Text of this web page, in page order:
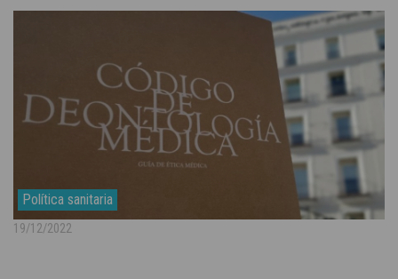
Política sanitaria
19/12/2022